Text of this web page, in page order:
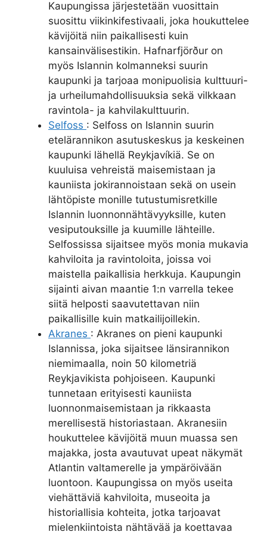
Kaupungissa järjestetään vuosittain
suosittu viikinkifestivaali, joka houkuttelee
kävijöitä niin paikallisesti kuin
kansainvälisestikin. Hafnarfjörður on
myös Islannin kolmanneksi suurin
kaupunki ja tarjoaa monipuolisia kulttuuri-
ja urheilumahdollisuuksia sekä vilkkaan
ravintola- ja kahvilakulttuurin.
Selfoss : Selfoss on Islannin suurin
etelärannikon asutuskeskus ja keskeinen
kaupunki lähellä Reykjavíkiä. Se on
kuuluisa vehreistä maisemistaan ja
kauniista jokirannoistaan sekä on usein
lähtöpiste monille tutustumisretkille
Islannin luonnonnähtävyyksille, kuten
vesiputouksille ja kuumille lähteille.
Selfossissa sijaitsee myös monia mukavia
kahviloita ja ravintoloita, joissa voi
maistella paikallisia herkkuja. Kaupungin
sijainti aivan maantie 1:n varrella tekee
siitä helposti saavutettavan niin
paikallisille kuin matkailijoillekin.
Akranes : Akranes on pieni kaupunki
Islannissa, joka sijaitsee länsirannikon
niemimaalla, noin 50 kilometriä
Reykjavikista pohjoiseen. Kaupunki
tunnetaan erityisesti kauniista
luonnonmaisemistaan ja rikkaasta
merellisestä historiastaan. Akranesiin
houkuttelee kävijöitä muun muassa sen
majakka, josta avautuvat upeat näkymät
Atlantin valtamerelle ja ympäröivään
luontoon. Kaupungissa on myös useita
viehättäviä kahviloita, museoita ja
historiallisia kohteita, jotka tarjoavat
mielenkiintoista nähtävää ja koettavaa